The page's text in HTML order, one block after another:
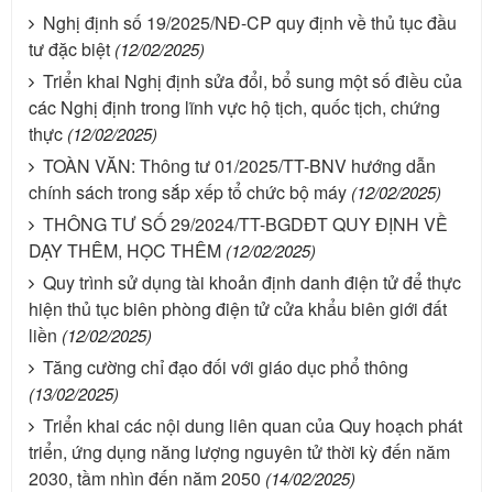
Nghị định số 19/2025/NĐ-CP quy định về thủ tục đầu
tư đặc biệt (12/02/2025)
Triển khai Nghị định sửa đổi, bổ sung một số điều của
các Nghị định trong lĩnh vực hộ tịch, quốc tịch, chứng
thực (12/02/2025)
TOÀN VĂN: Thông tư 01/2025/TT-BNV hướng dẫn
chính sách trong sắp xếp tổ chức bộ máy (12/02/2025)
THÔNG TƯ SỐ 29/2024/TT-BGDĐT QUY ĐỊNH VỀ
DẠY THÊM, HỌC THÊM (12/02/2025)
Quy trình sử dụng tài khoản định danh điện tử để thực
hiện thủ tục biên phòng điện tử cửa khẩu biên giới đất
liền (12/02/2025)
Tăng cường chỉ đạo đối với giáo dục phổ thông
(13/02/2025)
Triển khai các nội dung liên quan của Quy hoạch phát
triển, ứng dụng năng lượng nguyên tử thời kỳ đến năm
2030, tầm nhìn đến năm 2050 (14/02/2025)